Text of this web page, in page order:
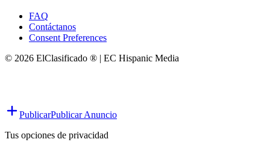
FAQ
Contáctanos
Consent Preferences
© 2026 ElClasificado ® | EC Hispanic Media
PublicarPublicar Anuncio
Tus opciones de privacidad